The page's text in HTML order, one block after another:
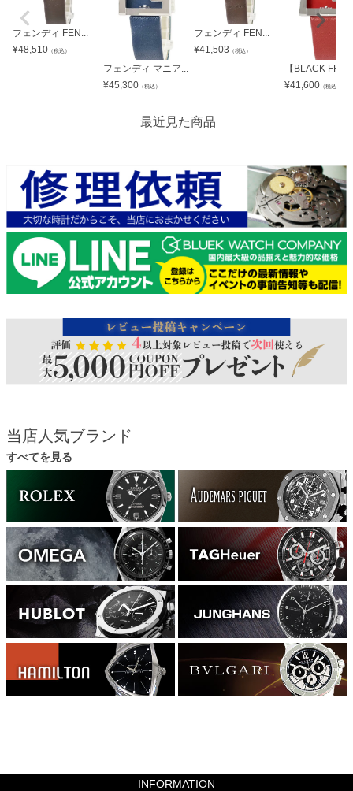
フェンディ FEN...
¥48,510 （税込）
フェンディ マニア...
¥45,300 （税込）
フェンディ FEN...
¥41,503 （税込）
【BLACK FR...
¥41,600 （税込）
最近見た商品
当店人気ブランド
すべてを見る
INFORMATION